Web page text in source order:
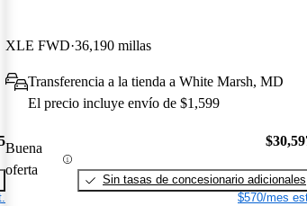
XLE FWD 36,190 millas
Transferencia a la tienda a White Marsh, MD
El precio incluye envío de $1,599
Buena
oferta
Sin tasas de concesionario adicionales
$570/mes